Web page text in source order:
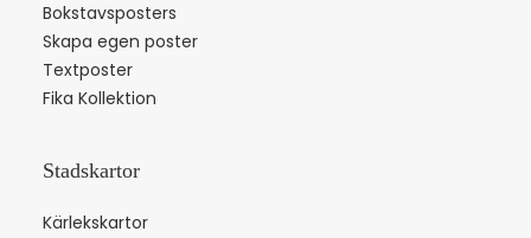
Bokstavsposters
Skapa egen poster
Textposter
Fika Kollektion
Stadskartor
Kärlekskartor